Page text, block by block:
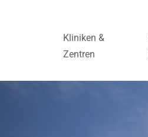
Kliniken &
Zentren